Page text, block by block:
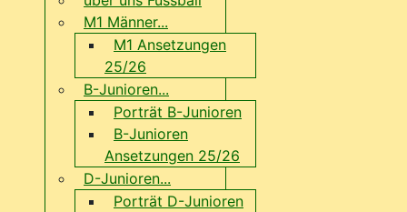
M1 Männer...
M1 Ansetzungen
25/26
B-Junioren...
Porträt B-Junioren
B-Junioren
Ansetzungen 25/26
D-Junioren...
Porträt D-Junioren